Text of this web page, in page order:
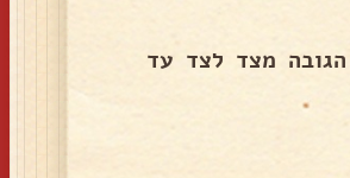
הגובה מצד לצד עד